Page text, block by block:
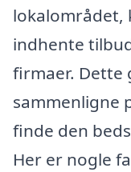
lokalområdet,
indhente
firmaer. Dette
sammenligne
finde den
Her er nogle